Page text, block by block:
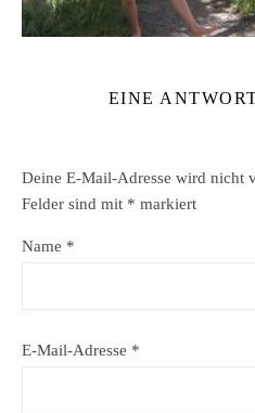
EINE
Deine E-Mail-Adresse wird nicht
Felder sind mit * markiert
Name *
E-Mail-Adresse *